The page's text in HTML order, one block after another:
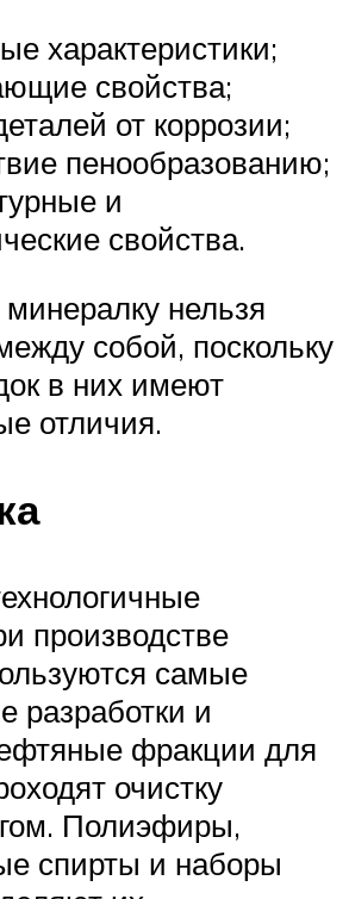
характеристики;
свойства;
от коррозии;
пенообразованию;
и
свойства.
нельзя
собой, поскольку
в них имеют
отличия.
производстве
самые
разработки и
фракции для
очистку
Полиэфиры,
спирты и наборы